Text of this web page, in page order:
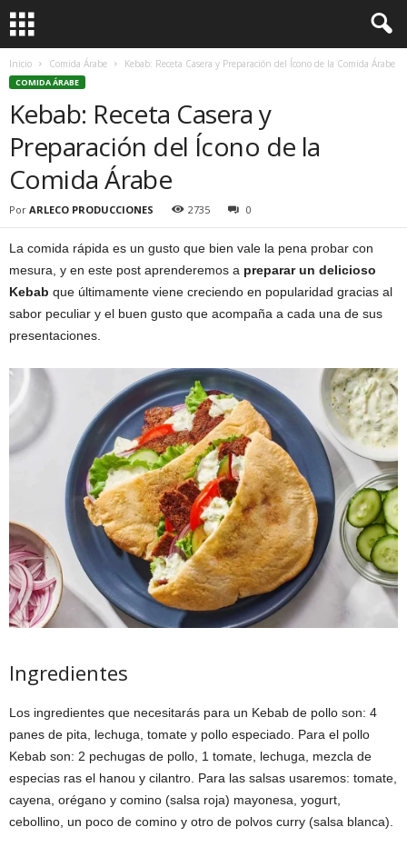
Inicio Comida Árabe Kebab: Receta Casera y Preparación del Ícono de la Comida Árabe
COMIDA ÁRABE
Kebab: Receta Casera y
Preparación del Ícono de la
Comida Árabe
Por ARLECO PRODUCCIONES 2735 0
La comida rápida es un gusto que bien vale la pena probar con
mesura, y en este post aprenderemos a preparar un delicioso
Kebab que últimamente viene creciendo en popularidad gracias al
sabor peculiar y el buen gusto que acompaña a cada una de sus
presentaciones.
Ingredientes
Los ingredientes que necesitarás para un Kebab de pollo son: 4
panes de pita, lechuga, tomate y pollo especiado. Para el pollo
Kebab son: 2 pechugas de pollo, 1 tomate, lechuga, mezcla de
especias ras el hanou y cilantro. Para las salsas usaremos: tomate,
cayena, orégano y comino (salsa roja) mayonesa, yogurt,
cebollino, un poco de comino y otro de polvos curry (salsa blanca).